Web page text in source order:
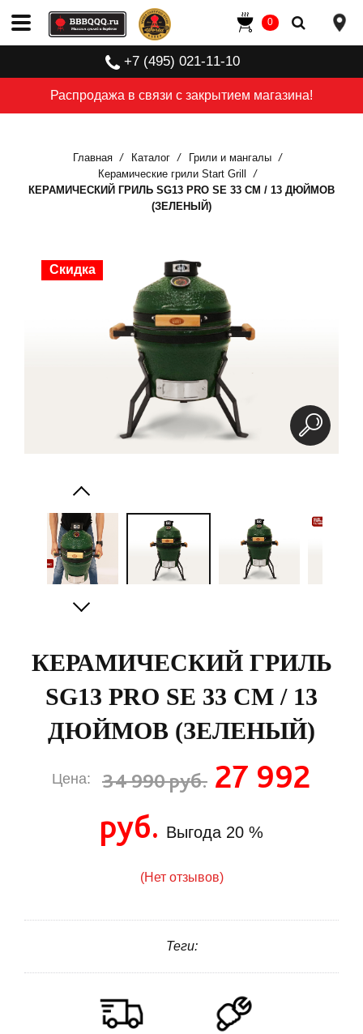
Распродажа в связи с закрытием магазина!
+7 (495) 021-11-10
0
Главная Каталог
Грили и мангалы
Керамические грили Start Grill
КЕРАМИЧЕСКИЙ ГРИЛЬ SG13 PRO SE 33 СМ / 13 ДЮЙМОВ
(ЗЕЛЕНЫЙ)
Скидка
Скидка
Скидка
Скидка
Скидка
Скидка
Скидка
Скидка
КЕРАМИЧЕСКИЙ ГРИЛЬ
SG13 PRO SE 33 СМ / 13
ДЮЙМОВ (ЗЕЛЕНЫЙ)
Цена: 34 990 руб. 27 992
руб. Выгода 20 %
(Нет отзывов)
Теги: